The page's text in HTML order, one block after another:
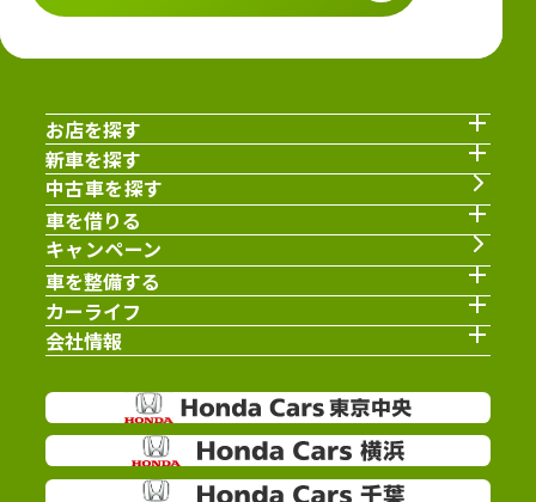
お店を探す
新車を探す
中古車を探す
車を借りる
キャンペーン
車を整備する
カーライフ
会社情報